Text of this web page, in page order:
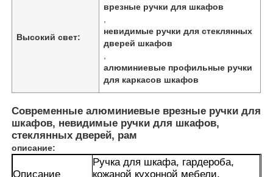
Высокий свет:
врезные ручки для шкафов
невидимые ручки для стеклянных
дверей шкафов
алюминиевые профильные ручки
для каркасов шкафов
Современные алюминиевые врезные ручки для
шкафов, невидимые ручки для шкафов,
стеклянных дверей, рам
описание:
Описание
Ручка для шкафа, гардероба,
кожаной кухонной мебели,